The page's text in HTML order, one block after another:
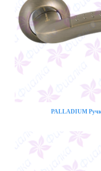
PALLADIUM